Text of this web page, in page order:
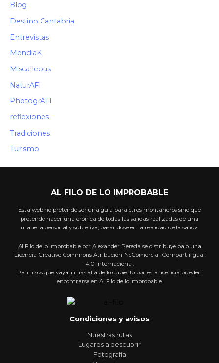
Blog
Destino Cantabria
Entrevistas
MendiaK
Miscalleous
NaturAFI
PhotogrAFI
reflexiones
Tradiciones
Turismo
AL FILO DE LO IMPROBABLE
Esta web no pretende ser una guía para otros montañeros sino que
pretende hacer una crónica de todas las salidas realizadas de una
manera personal y subjetiva, basándose en la realidad de la salida.
Al Filo de lo Improbable por Alexander Pereda se distribuye bajo una
Licencia Creative Commons Atribución-NoComercial-CompartirIgual
4.0 Internacional.
Permisos que vayan más allá de lo cubierto por esta licencia pueden
encontrarse en Al Filo de lo Improbable.
Condiciones y avisos
Nuestras rutas
Lugares a descubrir
Fotografía